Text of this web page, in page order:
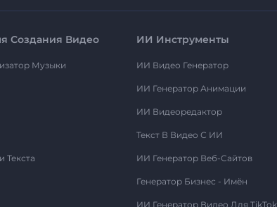
Создания Видео
Музыки
Текста
ИИ Инструменты
ИИ Видео Генератор
ИИ Генератор Анимации
ИИ Видеоредактор
Текст В Видео С ИИ
ИИ Генератор Веб-Сайтов
Генератор Бизнес - Имён
ИИ Генератор Видео Для TikTok